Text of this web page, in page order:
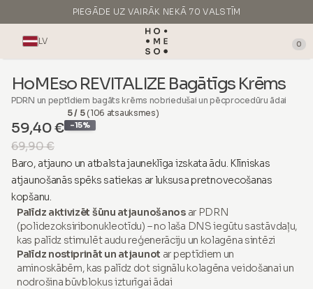
PIEGĀDE UZ VAIRĀK NEKĀ 70 VALSTĪM
RAŽOTS ITĀLIJĀ
LV
0
HoMEso REVITALIZE Bagātīgs Krēms
PDRN un peptīdiem bagāts krēms nobriedušai un pēcprocedūru ādai
5 / 5(106 atsauksmes)
69,90 €
59,40 € -15%
Baro, atjauno un atbalsta jauneklīga izskata ādu. Klīniskas
atjaunošanās spēks satiekas ar luksusa pretnovecošanas
kopšanu.
Palīdz aktivizēt šūnu atjaunošanosar PDRN
(polidezoksiribonukleotīdu) – no laša DNS iegūtu sastāvdaļu,
kas palīdz stimulēt audu reģenerāciju un kolagēna sintēzi
Palīdz nostiprināt un atjaunot ar peptīdiem un
aminoskābēm, kas palīdz dot signālu kolagēna veidošanai un
nodrošina būvblokus izturīgai ādai